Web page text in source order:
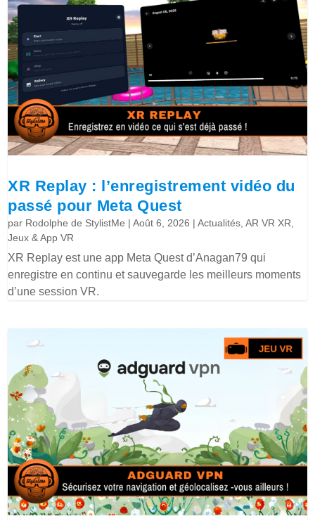
XR Replay : l’enregistrement vidéo du
passé pour Meta Quest
par Rodolphe de StylistMe |Août 6, 2026 |Actualités,AR VR XR,
Jeux & App VR
XR Replay est une app Meta Quest d’Anagan79 qui
enregistre en continu et sauvegarde les meilleurs moments
d’une session VR.